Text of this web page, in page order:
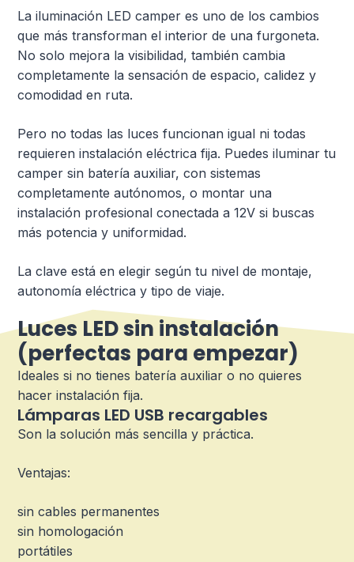
La iluminación LED camper es uno de los cambios
que más transforman el interior de una furgoneta.
No solo mejora la visibilidad, también cambia
completamente la sensación de espacio, calidez y
comodidad en ruta.
Pero no todas las luces funcionan igual ni todas
requieren instalación eléctrica fija. Puedes iluminar tu
camper sin batería auxiliar, con sistemas
completamente autónomos, o montar una
instalación profesional conectada a 12V si buscas
más potencia y uniformidad.
La clave está en elegir según tu nivel de montaje,
autonomía eléctrica y tipo de viaje.
Luces LED sin instalación
(perfectas para empezar)
Ideales si no tienes batería auxiliar o no quieres
hacer instalación fija.
Lámparas LED USB recargables
Son la solución más sencilla y práctica.
Ventajas:
sin cables permanentes
sin homologación
portátiles